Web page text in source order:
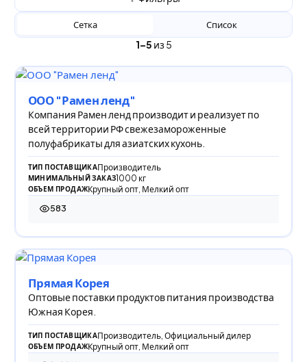
1–5 из 5
Сетка Список
ООО "Рамен ленд"
Компания Рамен ленд производит и реализует по
всей территории РФ свежезамороженные
полуфабрикаты для азиатских кухонь.
ТИП ПОСТАВЩИКАПроизводитель
МИНИМАЛЬНЫЙ ЗАКАЗ1000 кг
ОБЪЕМ ПРОДАЖКрупный опт, Мелкий опт
583
583 просмотра
Прямая Корея
Оптовые поставки продуктов питания производства
Южная Корея.
ТИП ПОСТАВЩИКАПроизводитель, Официальный дилер
ОБЪЕМ ПРОДАЖКрупный опт, Мелкий опт